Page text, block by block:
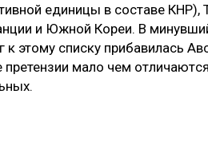
еди­ни­цы в сос­та­ве КНР),
и Юж­ной Ко­реи. В
к это­му спис­ку при­ба­ви­лась
пре­тен­зии ма­ло чем